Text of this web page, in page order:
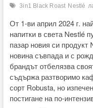
3in1 Black Roast Nestlé
От 1-ви април 2024 г.
напитки в света Nestlé
пазар новия си
новина съвпада и с
брандът отбелязва
съдържа разтворимо
сорт Robusta, но
постигане на по-